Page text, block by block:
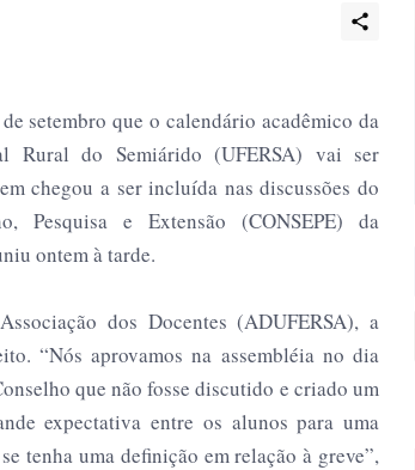
setembro que o calendário acadêmico da
Rural do Semiárido (UFERSA) vai ser
chegou a ser incluída nas discussões do
Pesquisa e Extensão (CONSEPE) da
ontem à tarde.
dos Docentes (ADUFERSA), a
“Nós aprovamos na assembléia no dia
que não fosse discutido e criado um
expectativa entre os alunos para uma
tenha uma definição em relação à greve”,